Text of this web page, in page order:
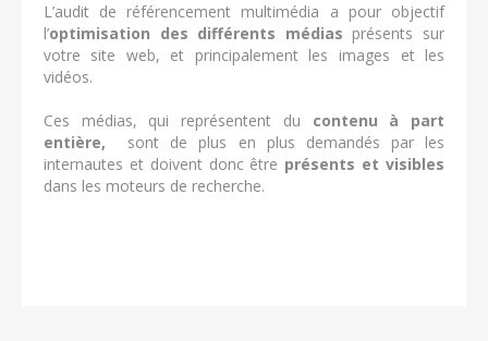
L’audit de référencement multimédia a pour objectif
l’optimisation des différents médias présents sur
votre site web, et principalement les images et les
vidéos.
Ces médias, qui représentent du contenu à part
entière, sont de plus en plus demandés par les
internautes et doivent donc être présents et visibles
dans les moteurs de recherche.